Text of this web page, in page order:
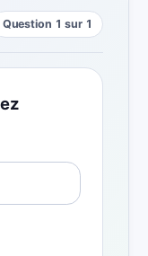
Question 1 sur 1